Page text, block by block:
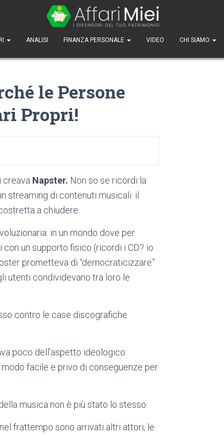
ANALISI FINANZA PERSONALE VIDEO CHI SIAMO
le Persone
Propri!
creava Napster. Non so se ricordi la
streaming di contenuti musicali: il
a chiudere.
in un mondo dove per
un supporto fisico (ricordi i CD? io
prometteva di “democraticizzare”
utenti condividevano tra loro le
contro le case discografiche
poco dell’aspetto ideologico:
facile e privo di conseguenze per
musica non è più stato lo stesso.
frattempo sono arrivati altri attori, le